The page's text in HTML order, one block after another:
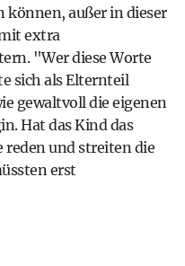
können, außer in dieser
extra
"Wer diese Worte
sich als Elternteil
gewaltvoll die eigenen
Hat das Kind das
reden und streiten die
erst